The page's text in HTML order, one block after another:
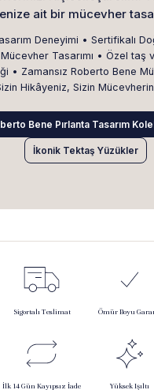
ait bir mücevher
Deneyimi • Sertifikalı
Tasarımı • Özel taş
• Zamansız Roberto Bene
Hikâyeniz, Sizin
Bene Pırlanta Tasarım
İkonik Tektaş Yüzükler
Sigortalı Teslimat Ömür Boyu
İlk 14 Gün Kayıpsız İade Yüksek Işıltı